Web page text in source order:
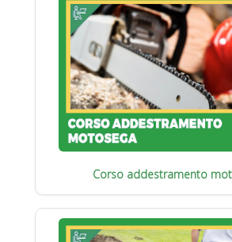
Corso addestramento